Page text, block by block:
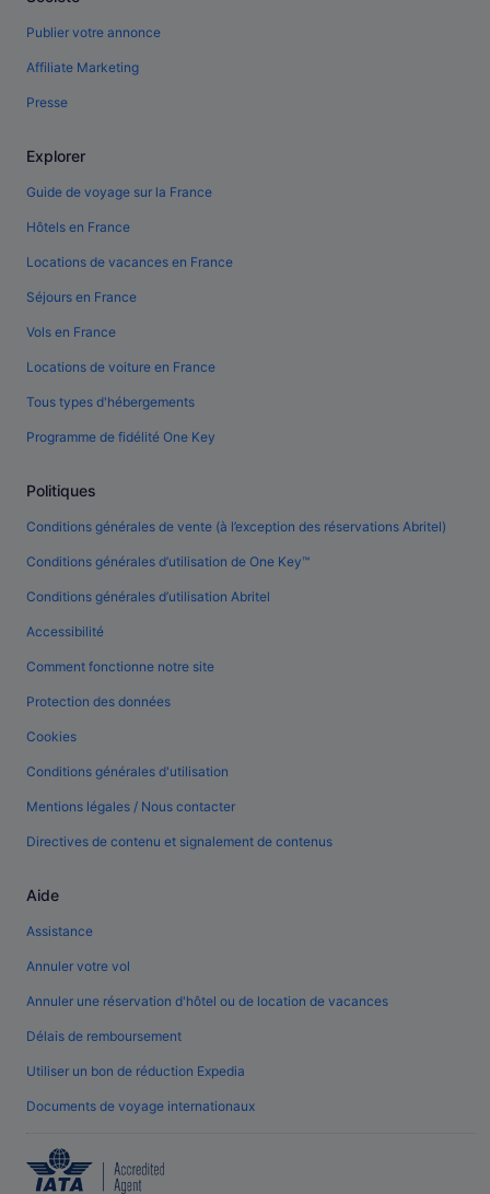
Publier votre annonce
Affiliate Marketing
Presse
Explorer
Guide de voyage sur la France
Hôtels en France
Locations de vacances en France
Séjours en France
Vols en France
Locations de voiture en France
Tous types d'hébergements
Programme de fidélité One Key
Politiques
Conditions générales de vente (à l’exception des réservations Abritel)
Conditions générales d’utilisation de One Key™
Conditions générales d’utilisation Abritel
Accessibilité
Comment fonctionne notre site
Protection des données
Cookies
Conditions générales d'utilisation
Mentions légales / Nous contacter
Directives de contenu et signalement de contenus
Aide
Assistance
Annuler votre vol
Annuler une réservation d'hôtel ou de location de vacances
Délais de remboursement
Utiliser un bon de réduction Expedia
Documents de voyage internationaux